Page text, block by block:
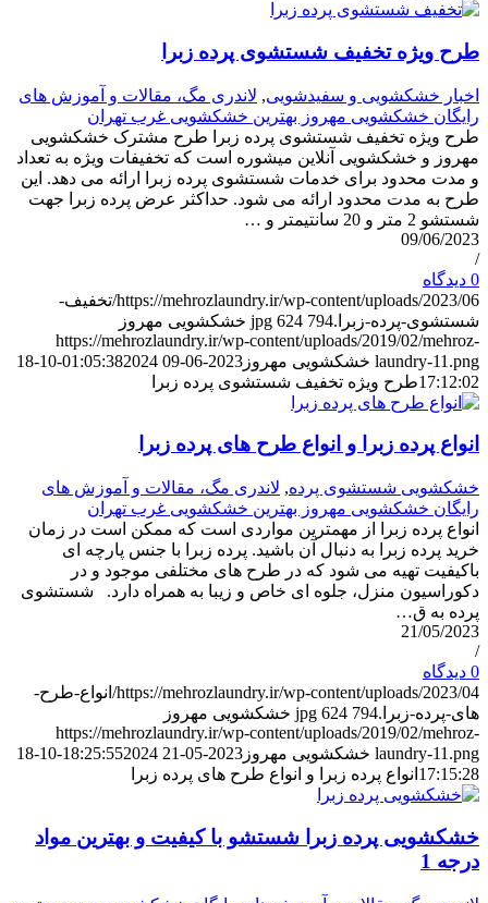
طرح ویژه تخفیف شستشوی پرده زبرا
اخبار خشکشویی و سفیدشویی, لاندری مگ، مقالات و آموزش های
رایگان خشکشویی مهروز بهترین خشکشویی غرب تهران
طرح ویژه تخفیف شستشوی پرده زبرا طرح مشترک خشکشویی
مهروز و خشکشویی آنلاین میشوره است که تخفیفات ویژه به تعداد
و مدت محدود برای خدمات شستشوی پرده زبرا ارائه می دهد. این
طرح به مدت محدود ارائه می شود. حداکثر عرض پرده زبرا جهت
شستشو 2 متر و 20 سانتیمتر و …
09/06/2023
/
0 دیدگاه
https://mehrozlaundry.ir/wp-content/uploads/2023/06/تخفیف-
شستشوی-پرده-زبرا.jpg
624 794
خشکشویی مهروز
https://mehrozlaundry.ir/wp-content/uploads/2019/02/mehroz-
laundry-11.png خشکشویی مهروز 2023-06-09 01:05:38
2024-10-18
17:12:02طرح ویژه تخفیف شستشوی پرده زبرا
انواع پرده زبرا و انواع طرح های پرده زبرا
خشکشویی شستشوی پرده, لاندری مگ، مقالات و آموزش های
رایگان خشکشویی مهروز بهترین خشکشویی غرب تهران
انواع پرده زبرا از مهمترین مواردی است که ممکن است در زمان
خرید پرده زبرا به دنبال آن باشید. پرده زبرا با جنس پارچه ای
باکیفیت تهیه می شود که در طرح های مختلفی موجود و در
دکوراسیون منزل، جلوه ای خاص و زیبا به همراه دارد. شستشوی
پرده به ق…
21/05/2023
/
0 دیدگاه
https://mehrozlaundry.ir/wp-content/uploads/2023/04/انواع-طرح-
های-پرده-زبرا.jpg
624 794
خشکشویی مهروز
https://mehrozlaundry.ir/wp-content/uploads/2019/02/mehroz-
laundry-11.png خشکشویی مهروز 2023-05-21 18:25:55
2024-10-18
17:15:28 انواع پرده زبرا و انواع طرح های پرده زبرا
خشکشویی پرده زبرا شستشو با کیفیت و بهترین مواد
درجه 1